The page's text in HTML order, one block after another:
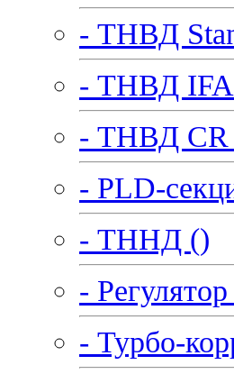
- ТНВД
- ТНВД
- ТНВД CR
- PLD-
- ТННД ()
-
- Турбо-